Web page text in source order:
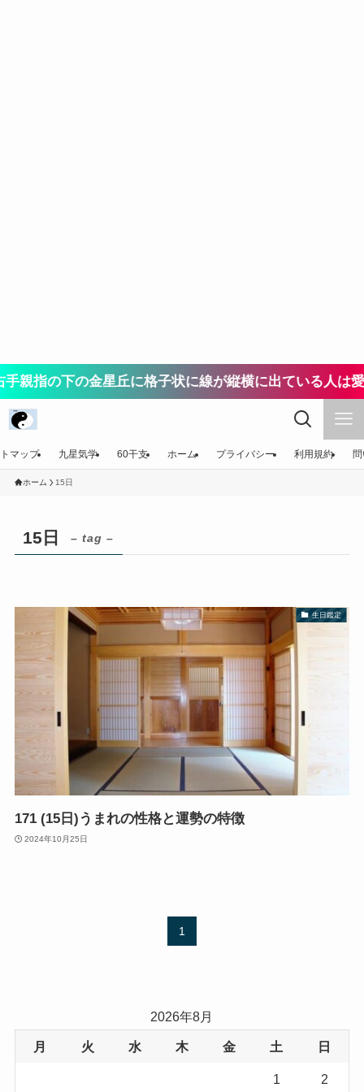
親指の下の金星丘に格子状に線が縦横に出ている人は
マップ 九星気学 60干支 ホーム プライバシー 利用規約
ホーム 15日
15日 – tag –
生日鑑定
171 (15日)うまれの性格と運勢の特徴
2024年10月25日
1
2026年8月
月 火 水 木 金 土 日
1 2